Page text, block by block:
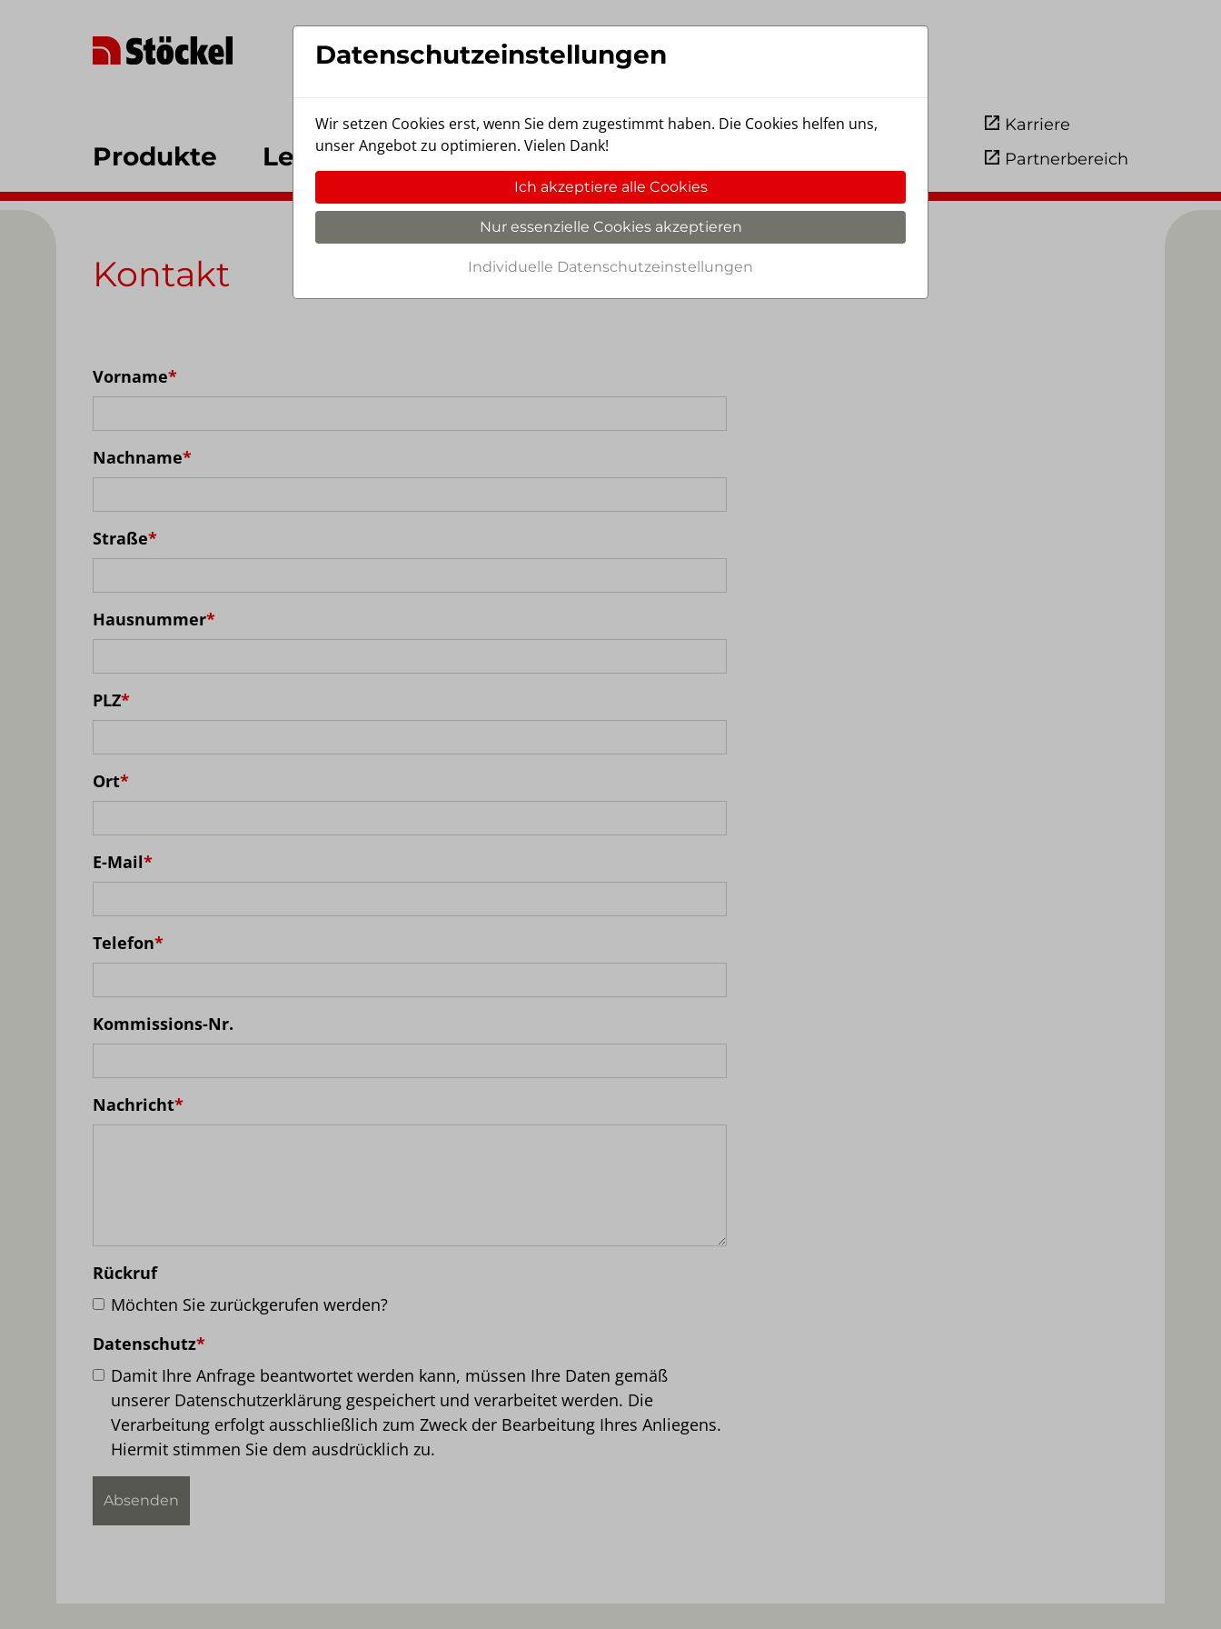
Stöckel Fensterbau GmbH in Vechtel
Produkte Leistungen Unternehmen
Karriere
Partnerbereich
Kontakt
Vorname*
Nachname*
Straße*
Hausnummer*
PLZ*
Ort*
E-Mail*
Telefon*
Kommissions-Nr.
Nachricht*
Rückruf
Möchten Sie zurückgerufen werden?
Datenschutz*
Damit Ihre Anfrage beantwortet werden kann, müssen Ihre Daten gemäß
unserer Datenschutzerklärung gespeichert und verarbeitet werden. Die
Verarbeitung erfolgt ausschließlich zum Zweck der Bearbeitung Ihres Anliegens.
Hiermit stimmen Sie dem ausdrücklich zu.
Datenschutzeinstellungen
Wir setzen Cookies erst, wenn Sie dem zugestimmt haben. Die Cookies helfen uns,
unser Angebot zu optimieren. Vielen Dank!
Ich akzeptiere alle Cookies
Nur essenzielle Cookies akzeptieren
Individuelle Datenschutzeinstellungen